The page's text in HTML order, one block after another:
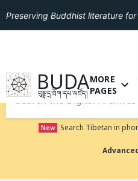
Preserving Buddhist literature
GO TO
BUDA
བུདྡྷ་དྲ་ཐོག་དཔེ་མཛོད།
OPEN
MORE
PAGES
New Search Tibetan in